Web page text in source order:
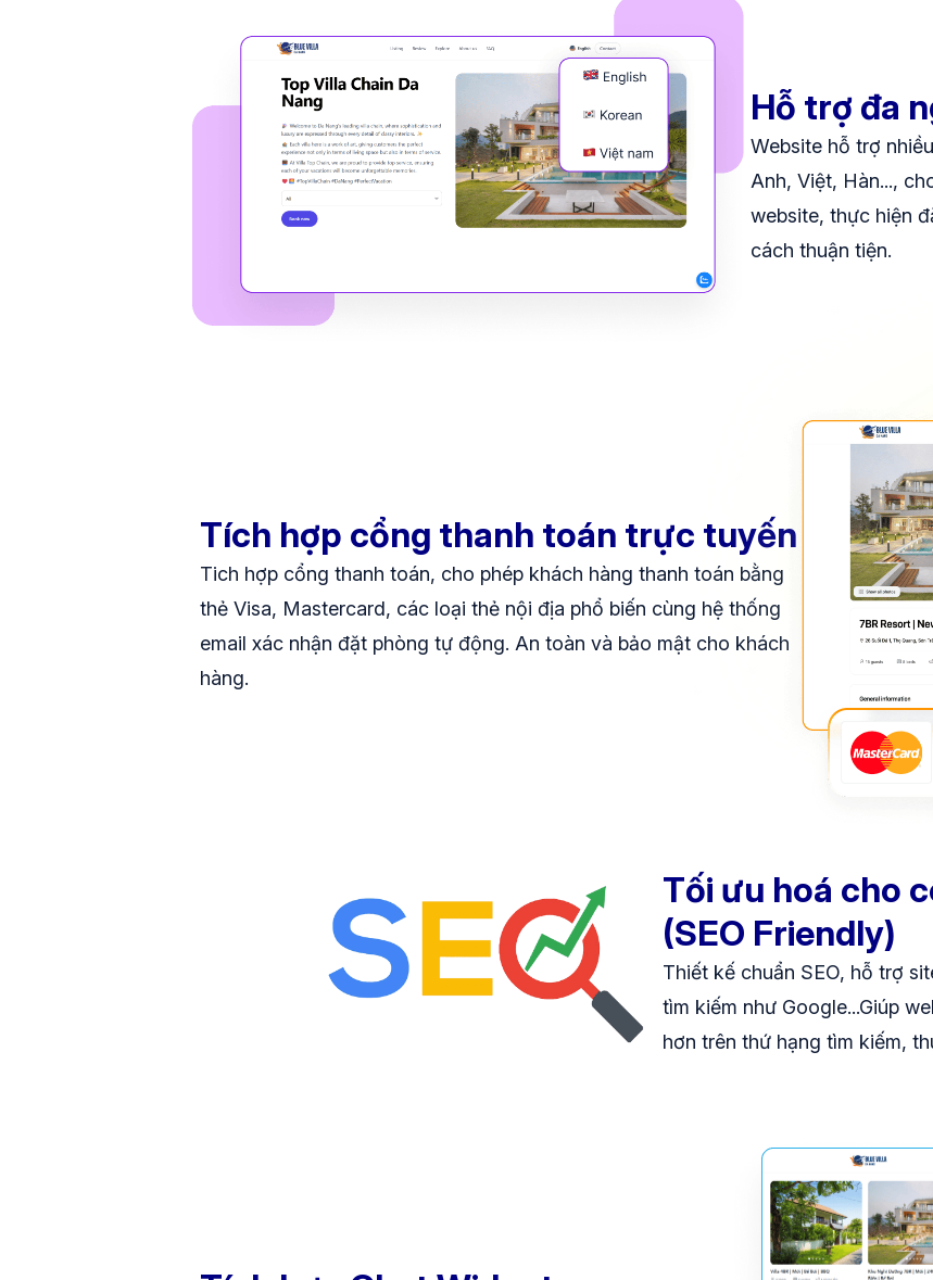
Hỗ trợ đa
Website hỗ trợ
Anh, Việt, Hàn...,
website, thực hiện
cách thuận tiện.
Tích hợp cổng thanh toán trực tuyến
Tich hợp cổng thanh toán, cho phép khách hàng thanh toán bằng
thẻ Visa, Mastercard, các loại thẻ nội địa phổ biến cùng hệ thống
email xác nhận đặt phòng tự động. An toàn và bảo mật cho khách
hàng.
Tối ưu hoá cho
(SEO Friendly)
Thiết kế chuẩn SEO, hỗ trợ
tìm kiếm như Google...Giúp
hơn trên thứ hạng tìm kiếm,